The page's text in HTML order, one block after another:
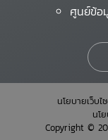
ศูนย์ข้อ
นโยบายเว็บไ
นโ
Copyright ©